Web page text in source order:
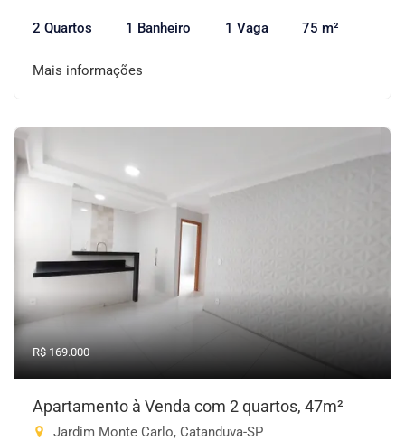
2 Quartos 1 Banheiro 1 Vaga 75 m²
Mais informações
R$ 169.000
Apartamento à Venda com 2 quartos, 47m²
Jardim Monte Carlo, Catanduva-SP